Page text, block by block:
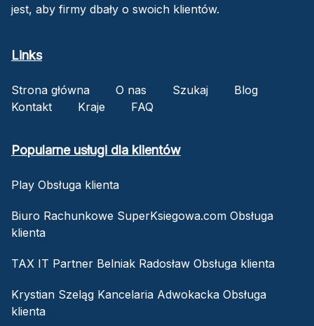
jest, aby firmy dbały o swoich klientów.
Links
Strona główna O nas Szukaj
Blog
Kontakt
Kraje FAQ
Popularne usługi dla klientów
Play Obsługa klienta
Biuro Rachunkowe SuperKsiegowa.com Obsługa
klienta
TAX IT Partner Belniak Radosław Obsługa klienta
Krystian Szeląg Kancelaria Adwokacka Obsługa
klienta